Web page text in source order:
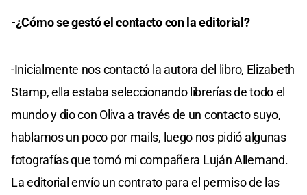
-¿Cómo se gestó el contacto con la editorial?
-Inicialmente nos contactó la autora del libro, Elizabeth
Stamp, ella estaba seleccionando librerías de todo el
mundo y dio con Oliva a través de un contacto suyo,
hablamos un poco por mails, luego nos pidió algunas
fotografías que tomó mi compañera Luján Allemand.
La editorial envío un contrato para el permiso de las